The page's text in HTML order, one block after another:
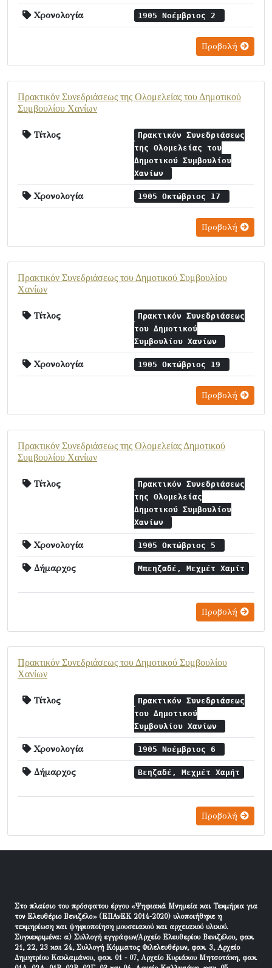
Χρονολογία 1905 Νοέμβριος 2
Προβολή
Πρακτικόν Συνεδριάσεως της Ολομελείας τoυ Δημοτικού
Συμβουλίου Χανίων
Τίτλος
Πρακτικόν Συνεδριάσεως
της Ολομελείας τoυ
Δημοτικού Συμβουλίου
Χανίων
Χρονολογία 1905 Οκτώβριος 17
Προβολή
Πρακτικόν Συνεδριάσεως τoυ Δημοτικού Συμβουλίου
Χανίων
Τίτλος
Πρακτικόν Συνεδριάσεως
τoυ Δημοτικού
Συμβουλίου Χανίων
Χρονολογία 1905 Οκτώβριος 19
Προβολή
Πρακτικόν Συνεδριάσεως της Ολομελείας Δημοτικού
Συμβουλίου Χανίων
Τίτλος
Πρακτικόν Συνεδριάσεως
της Ολομελείας
Δημοτικού Συμβουλίου
Χανίων
Χρονολογία 1905 Οκτώβριος 5
Δήμαρχος Μπεηζαδέ, Μεχμέτ Χαμίτ
Προβολή
Πρακτικόν Συνεδριάσεως τoυ Δημοτικού Συμβουλίου
Χανίων
Τίτλος
Πρακτικόν Συνεδριάσεως
τoυ Δημοτικού
Συμβουλίου Χανίων
Χρονολογία 1905 Νοέμβριος 6
Δήμαρχος Βεηζαδέ, Μεχμέτ Χαμήτ
Προβολή
Στο πλαίσιο του πρόσφατου έργου «Ψηφιακά Μνημεία και Τεκμήρια για
τον Ελευθέριο Βενιζέλο» (ΕΠΑνΕΚ 2014-2020) υλοποιήθηκε η
τεκμηρίωση και ψηφιοποίηση μουσειακού και αρχειακού υλικού.
Συγκεκριμένα: α) Συλλογή εγγράφων/Αρχείο Ελευθερίου Βενιζέλου, φακ.
21, 22, 23 και 24, Συλλογή Κόμματος Φιλελευθέρων, φακ. 3, Αρχείο
Δημητρίου Κακλαμάνου, φακ. 01 - 07, Αρχείο Κυριάκου Μητσοτάκη, φακ.